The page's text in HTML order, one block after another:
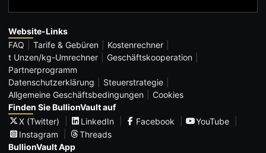
Website-Links
FAQ
Tarife & Gebüren
Kostenrechner
t Unzen/kg-Umrechner
Geschäftskooperation
Partnerprogramm
Datenschutzerklärung
Steuerstrategie
Allgemeine Geschäftsbedingungen
Cookies
Finden Sie BullionVault auf
X (Twitter)
LinkedIn Facebook
YouTube
Instagram
Threads
BullionVault App